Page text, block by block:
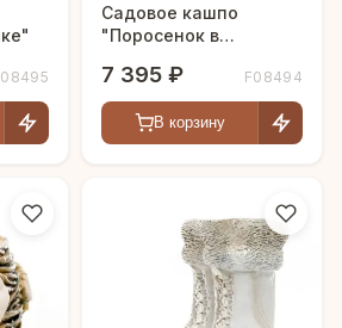
Садовое кашпо
"Поросенок в
7 395 ₽ F08494
В корзину